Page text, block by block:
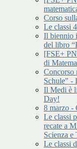
Corso
Le classi
Il biennio
del libro
[FSE+
di
Concorso
Schule" -
Il Medi è
Day!
8 marzo -
Le classi
recate a
Scienza
Le classi